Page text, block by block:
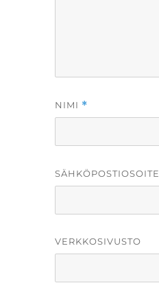
NIMI *
SÄHKÖPOSTIOSOITE
VERKKOSIVUSTO